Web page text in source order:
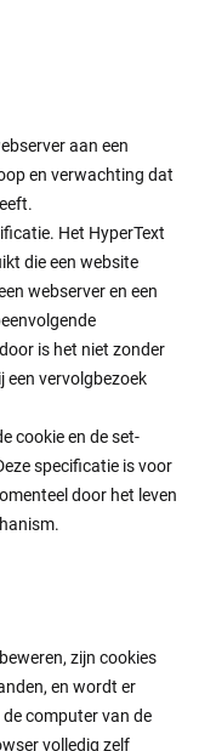
aan een
en verwachting dat
Het HyperText
die een website
webserver en een
is het niet zonder
een vervolgbezoek
cookie en de set-
specificatie is voor
door het leven
zijn cookies
en wordt er
computer van de
volledig zelf